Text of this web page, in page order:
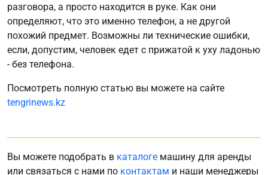
разговора, а просто находится в руке. Как они
определяют, что это именно телефон, а не другой
похожий предмет. Возможны ли технические ошибки,
если, допустим, человек едет с прижатой к уху ладонью
- без телефона.
Посмотреть полную статью вы можете на сайте
tengrinews.kz
Вы можете подобрать в каталоге машину для аренды
или связаться с нами по контактам и наши менеджеры